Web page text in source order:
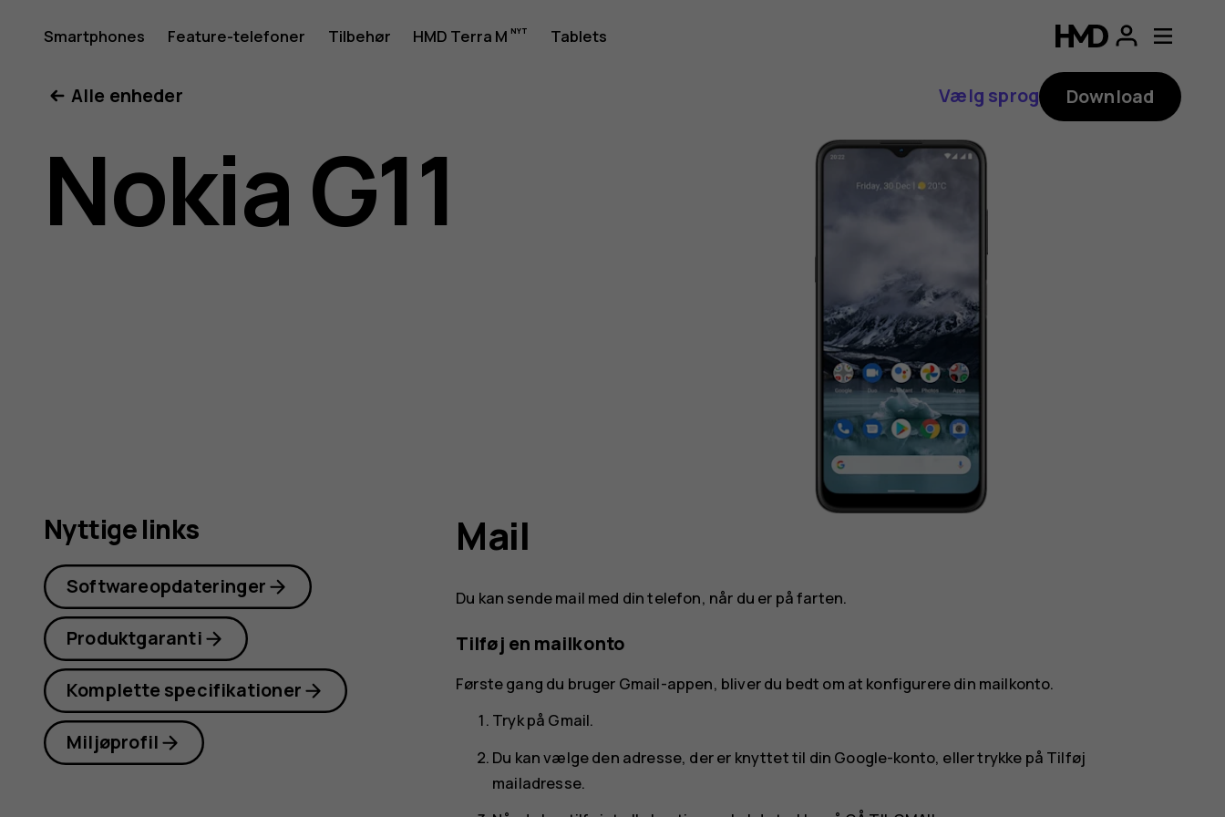
Brugervejledning
til
Nokia
Smartphones Feature-telefoner Tilbehør HMD Terra M Tablets
Alle enheder
Vælg sprog Download
Nokia G11
Mail
Du kan sende mail med din telefon, når du er på farten.
Tilføj en mailkonto
Første gang du bruger Gmail-appen, bliver du bedt om at konfigurere din mailkonto.
Tryk på Gmail.
Du kan vælge den adresse, der er knyttet til din Google-konto, eller trykke på Tilføj
mailadresse.
Nyttige links
Softwareopdateringer
Produktgaranti
Komplette specifikationer
Miljøprofil